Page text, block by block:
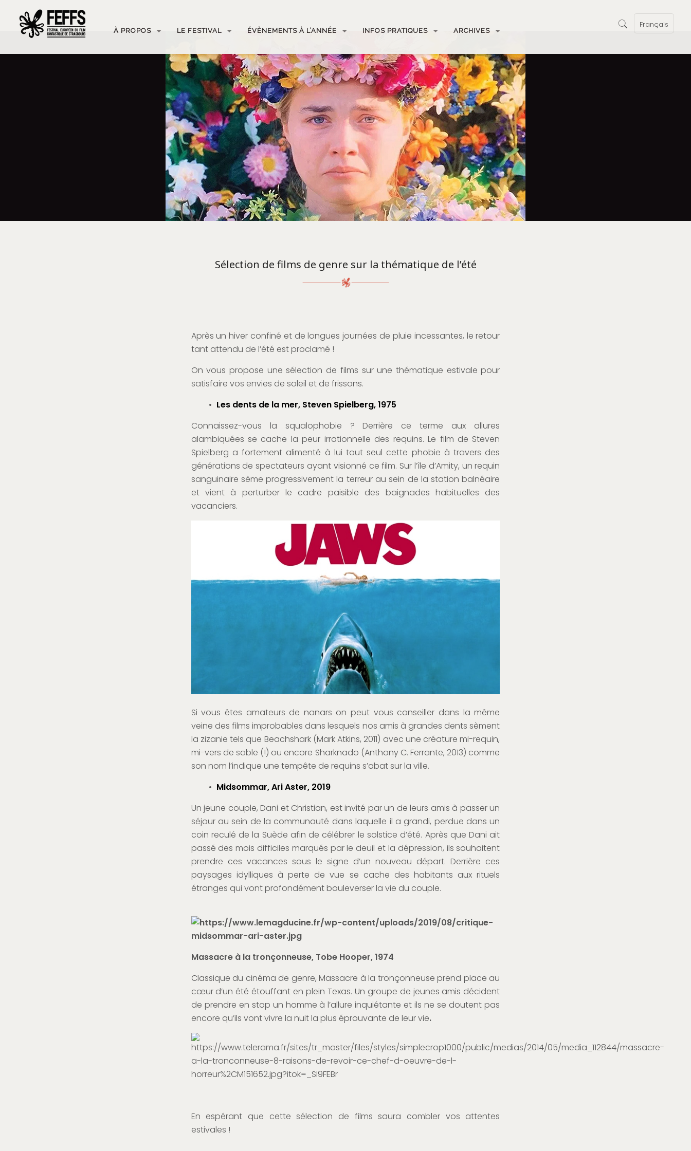
À PROPOS LE FESTIVAL ÉVÈNEMENTS À L’ANNÉE INFOS PRATIQUES ARCHIVES
Français
Sélection de films de genre sur la thématique de l’été
Après un hiver confiné et de longues journées de pluie incessantes, le retour
tant attendu de l’été est proclamé !
On vous propose une sélection de films sur une thématique estivale pour
satisfaire vos envies de soleil et de frissons.
Les dents de la mer, Steven Spielberg, 1975
Connaissez-vous la squalophobie ? Derrière ce terme aux allures
alambiquées se cache la peur irrationnelle des requins. Le film de Steven
Spielberg a fortement alimenté à lui tout seul cette phobie à travers des
générations de spectateurs ayant visionné ce film. Sur l’île d’Amity, un requin
sanguinaire sème progressivement la terreur au sein de la station balnéaire
et vient à perturber le cadre paisible des baignades habituelles des
vacanciers.
Si vous êtes amateurs de nanars on peut vous conseiller dans la même
veine des films improbables dans lesquels nos amis à grandes dents sèment
la zizanie tels que Beachshark (Mark Atkins, 2011) avec une créature mi-requin,
mi-vers de sable (!) ou encore Sharknado (Anthony C. Ferrante, 2013) comme
son nom l’indique une tempête de requins s’abat sur la ville.
Midsommar, Ari Aster, 2019
Un jeune couple, Dani et Christian, est invité par un de leurs amis à passer un
séjour au sein de la communauté dans laquelle il a grandi, perdue dans un
coin reculé de la Suède afin de célébrer le solstice d’été. Après que Dani ait
passé des mois difficiles marqués par le deuil et la dépression, ils souhaitent
prendre ces vacances sous le signe d’un nouveau départ. Derrière ces
paysages idylliques à perte de vue se cache des habitants aux rituels
étranges qui vont profondément bouleverser la vie du couple.
Massacre à la tronçonneuse, Tobe Hooper, 1974
Classique du cinéma de genre, Massacre à la tronçonneuse prend place au
cœur d’un été étouffant en plein Texas. Un groupe de jeunes amis décident
de prendre en stop un homme à l’allure inquiétante et ils ne se doutent pas
encore qu’ils vont vivre la nuit la plus éprouvante de leur vie.
En espérant que cette sélection de films saura combler vos attentes
estivales !